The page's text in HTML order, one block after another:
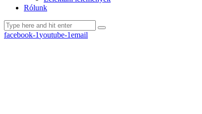
Rólunk
facebook-1youtube-1email